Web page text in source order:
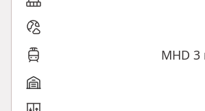
MHD